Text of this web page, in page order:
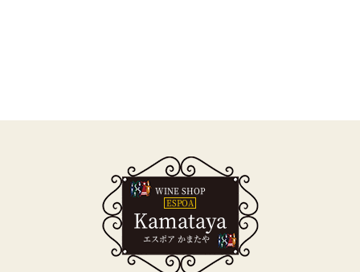
WINE SHOP
ESPOA
Kamataya
エスポア かまたや